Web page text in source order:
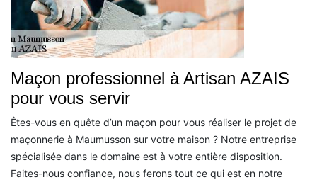
Maçon professionnel à Artisan AZAIS
pour vous servir
Êtes-vous en quête d’un maçon pour vous réaliser le projet de
maçonnerie à Maumusson sur votre maison ? Notre entreprise
spécialisée dans le domaine est à votre entière disposition.
Faites-nous confiance, nous ferons tout ce qui est en notre